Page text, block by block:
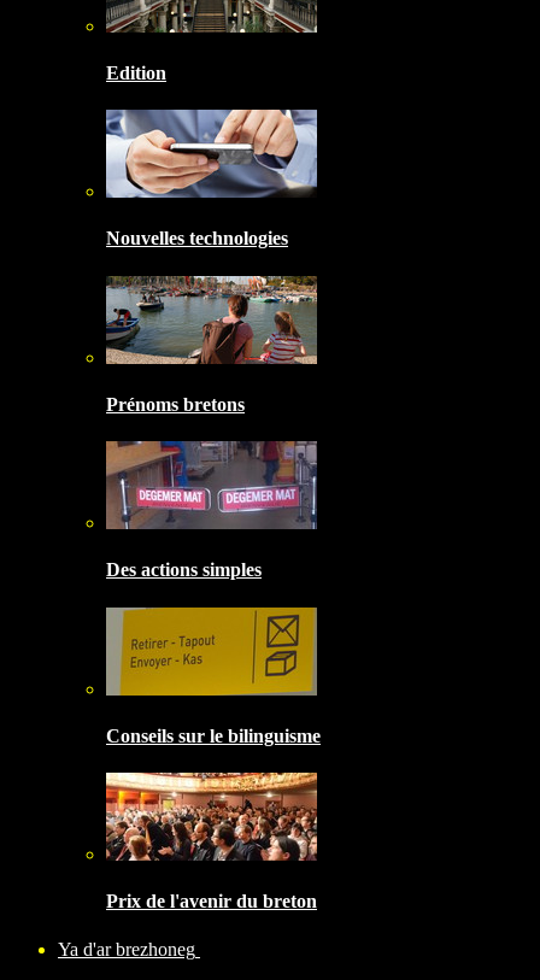
Edition
Nouvelles technologies
Prénoms bretons
Des actions simples
Conseils sur le bilinguisme
Prix de l'avenir du breton
Ya d'ar brezhoneg